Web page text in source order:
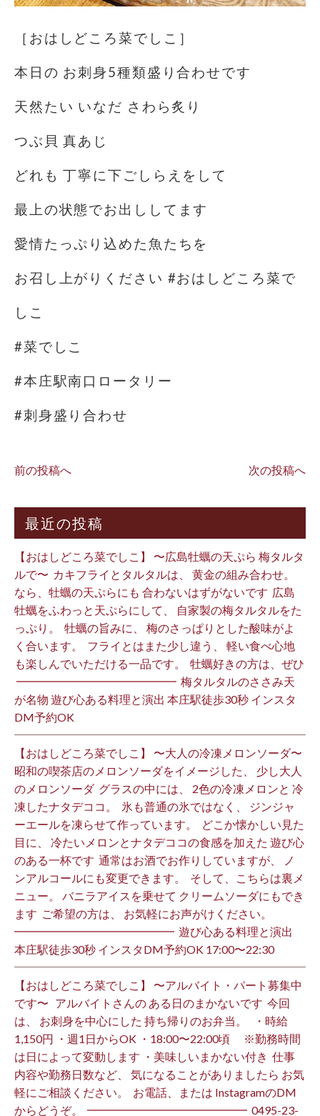
［おはしどころ菜でしこ］
本日の お刺身5種類盛り合わせです
天然たい いなだ さわら炙り
つぶ貝 真あじ
どれも 丁寧に下ごしらえをして
最上の状態でお出ししてます
愛情たっぷり込めた魚たちを
お召し上がりください #おはしどころ菜で
しこ
#菜でしこ
#本庄駅南口ロータリー
#刺身盛り合わせ
前の投稿へ 次の投稿へ
最近の投稿
【おはしどころ菜でしこ】 〜広島牡蠣の天ぷら 梅タルタ
ルで〜 ⁡ カキフライとタルタルは、 黄金の組み合わせ。 ⁡
なら、牡蠣の天ぷらにも 合わないはずがないです ⁡ 広島
牡蠣をふわっと天ぷらにして、 自家製の梅タルタルをた
っぷり。 ⁡ 牡蠣の旨みに、 梅のさっぱりとした酸味がよ
く合います。 ⁡ フライとはまた少し違う、 軽い食べ心地
も楽しんでいただける一品です。 ⁡ 牡蠣好きの方は、ぜひ
⁡ ━━━━━━━━━━━━━━ ⁡ 梅タルタルのささみ天
が名物 遊び心ある料理と演出 本庄駅徒歩30秒 インスタ
DM予約OK ⁡
【おはしどころ菜でしこ】 〜大人の冷凍メロンソーダ〜 ⁡
昭和の喫茶店のメロンソーダをイメージした、 少し大人
のメロンソーダ ⁡ グラスの中には、 2色の冷凍メロンと 冷
凍したナタデココ。 ⁡ 氷も普通の氷ではなく、 ジンジャ
ーエールを凍らせて作っています。 ⁡ どこか懐かしい見た
目に、 冷たいメロンとナタデココの食感を加えた 遊び心
のある一杯です ⁡ 通常はお酒でお作りしていますが、 ノ
ンアルコールにも変更できます。 ⁡ そして、こちらは裏メ
ニュー。 バニラアイスを乗せて クリームソーダにもでき
ます ⁡ ご希望の方は、 お気軽にお声がけください。 ⁡
━━━━━━━━━━━━━━ ⁡ 遊び心ある料理と演出
本庄駅徒歩30秒 インスタDM予約OK 17:00〜22:30 ⁡
【おはしどころ菜でしこ】 〜アルバイト・パート募集中
です〜 ⁡ ⁡ アルバイトさんの ある日のまかないです ⁡ 今回
は、 お刺身を中心にした 持ち帰りのお弁当。 ⁡ ⁡ ・時給
1,150円 ・週1日からOK ・18:00〜22:00頃 ※勤務時間
は日によって変動します ・美味しいまかない付き ⁡ 仕事
内容や勤務日数など、 気になることがありましたら お気
軽にご相談ください。 ⁡ お電話、または InstagramのDM
からどうぞ。 ⁡ ━━━━━━━━━━━━━━ ⁡ ️0495-23-